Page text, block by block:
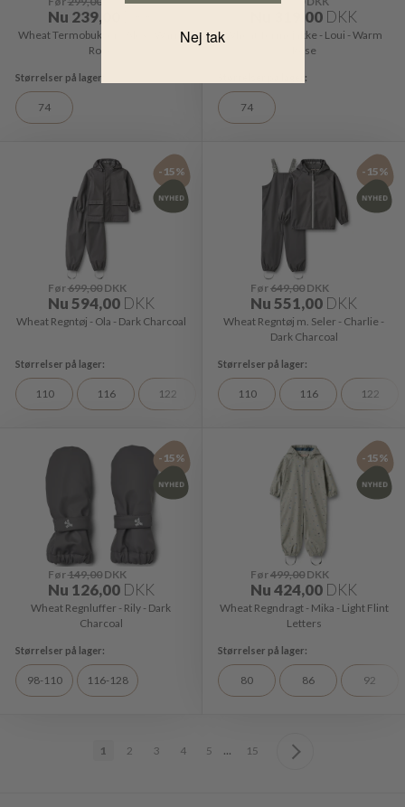
Nu 239,00
Wheat Termobukser - Alex - Warm
Rose
74
319,00 DKK
Wheat Termojakke - Loui - Warm
Rose
74
-15%
Før699,00DKK
Nu594,00 DKK
Wheat Regntøj - Ola - Dark Charcoal
110 116 122 128
-15%
Før649,00 DKK
Nu551,00 DKK
Wheat Regntøj m. Seler - Charlie -
Dark Charcoal
110 116 122
-15%
Før149,00DKK
Nu 126,00 DKK
Wheat Regnluffer - Rily - Dark
Charcoal
98-110 116-128
-15%
Før499,00 DKK
Nu424,00 DKK
Wheat Regndragt - Mika - Light Flint
Letters
80 86 92
1 2 3 4 5 ... 15
Nej tak